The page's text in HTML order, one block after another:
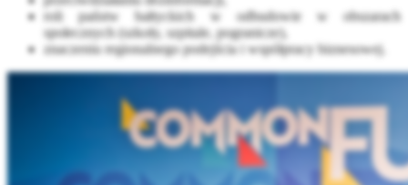
roli państw bałtyckich w odbudowie w obszarach
społecznych (szkoły, szpitale, pogranicze),
znaczeniu regionalnego podejścia i współpracy biznesowej.